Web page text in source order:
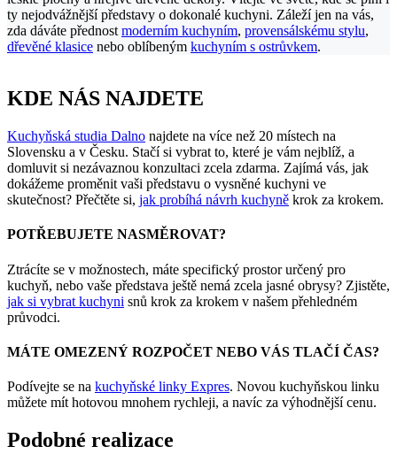
ty nejodvážnější představy o dokonalé kuchyni. Záleží jen na vás,
zda dáváte přednost moderním kuchyním, provensálskému stylu,
dřevěné klasice nebo oblíbeným kuchyním s ostrůvkem.
KDE NÁS NAJDETE
Kuchyňská studia Dalno najdete na více než 20 místech na
Slovensku a v Česku. Stačí si vybrat to, které je vám nejblíž, a
domluvit si nezávaznou konzultaci zcela zdarma. Zajímá vás, jak
dokážeme proměnit vaši představu o vysněné kuchyni ve
skutečnost? Přečtěte si, jak probíhá návrh kuchyně krok za krokem.
POTŘEBUJETE NASMĚROVAT?
Ztrácíte se v možnostech, máte specifický prostor určený pro
kuchyň, nebo vaše představa ještě nemá zcela jasné obrysy? Zjistěte,
jak si vybrat kuchyni snů krok za krokem v našem přehledném
průvodci.
MÁTE OMEZENÝ ROZPOČET NEBO VÁS TLAČÍ ČAS?
Podívejte se na kuchyňské linky Expres. Novou kuchyňskou linku
můžete mít hotovou mnohem rychleji, a navíc za výhodnější cenu.
Podobné realizace